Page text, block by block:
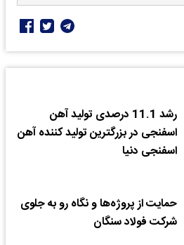
رشد 11.1 درصدی تولید آهن
اسفنجی در بزرگترین تولید کننده آهن
اسفنجی دنیا
حمایت از پروژه‌ها و نگاه رو به جلوی
شرکت فولاد سنگان